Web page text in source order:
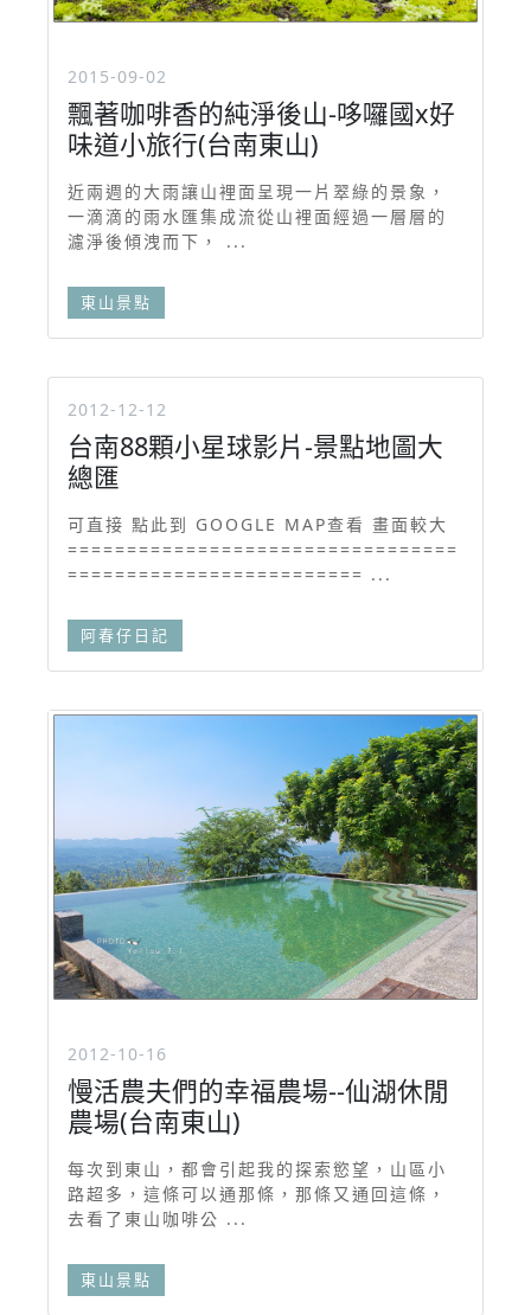
2015-09-02
飄著咖啡香的純淨後山-哆囉國x好
味道小旅行(台南東山)
近兩週的大雨讓山裡面呈現一片翠綠的景象，
一滴滴的雨水匯集成流從山裡面經過一層層的
濾淨後傾洩而下， ...
東山景點
2012-12-12
台南88顆小星球影片-景點地圖大
總匯
可直接 點此到 GOOGLE MAP查看 畫面較大
=================================
========================= ...
阿春仔日記
2012-10-16
慢活農夫們的幸福農場--仙湖休閒
農場(台南東山)
每次到東山，都會引起我的探索慾望，山區小
路超多，這條可以通那條，那條又通回這條，
去看了東山咖啡公 ...
東山景點